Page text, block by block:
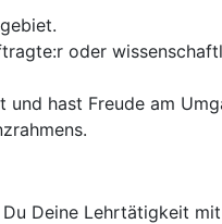
oder
hast Freude am
Deine Lehrtätigkeit